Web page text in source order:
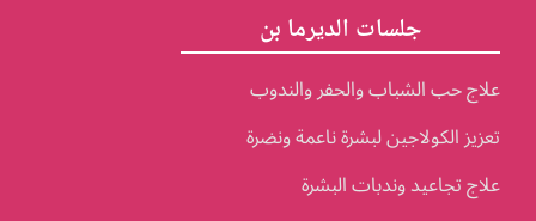
جلسات الديرما بن
علاج حب الشباب والحفر والندوب
تعزيز الكولاجين لبشرة ناعمة ونضرة
علاج تجاعيد وندبات البشرة